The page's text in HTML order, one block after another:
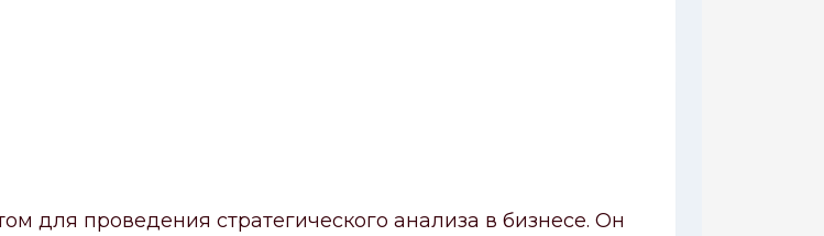
для проведения стратегического анализа в бизнесе. Он